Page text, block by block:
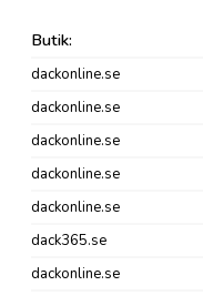
Butik:
dackonline.se
dackonline.se
dackonline.se
dackonline.se
dackonline.se
dack365.se
dackonline.se